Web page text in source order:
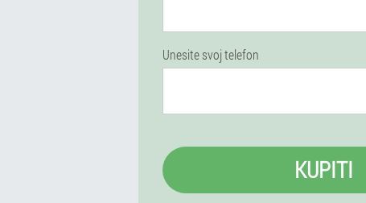
Unesite svoj telefon
KUPITI